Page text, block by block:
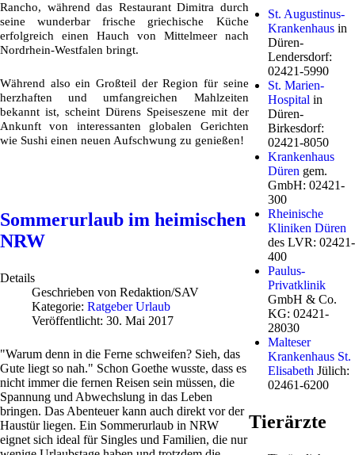
Rancho, während das Restaurant Dimitra durch
seine wunderbar frische griechische Küche
erfolgreich einen Hauch von Mittelmeer nach
Nordrhein-Westfalen bringt.
Während also ein Großteil der Region für seine
herzhaften und umfangreichen Mahlzeiten
bekannt ist, scheint Dürens Speiseszene mit der
Ankunft von interessanten globalen Gerichten
wie Sushi einen neuen Aufschwung zu genießen!
Sommerurlaub im heimischen
NRW
Details
Geschrieben von Redaktion/SAV
Kategorie: Ratgeber Urlaub
Veröffentlicht: 30. Mai 2017
"Warum denn in die Ferne schweifen? Sieh, das
Gute liegt so nah." Schon Goethe wusste, dass es
nicht immer die fernen Reisen sein müssen, die
Spannung und Abwechslung in das Leben
bringen. Das Abenteuer kann auch direkt vor der
Haustür liegen. Ein Sommerurlaub in NRW
eignet sich ideal für Singles und Familien, die nur
St. Augustinus-
Krankenhausin
Düren-
Lendersdorf:
02421-5990
St. Marien-
Hospital in
Düren-
Birkesdorf:
02421-8050
Krankenhaus
Düren gem.
GmbH: 02421-
300
Rheinische
Kliniken Düren
des LVR: 02421-
400
Paulus-
Privatklinik
GmbH & Co.
KG: 02421-
28030
Malteser
Krankenhaus St.
Elisabeth Jülich:
02461-6200
Tierärzte